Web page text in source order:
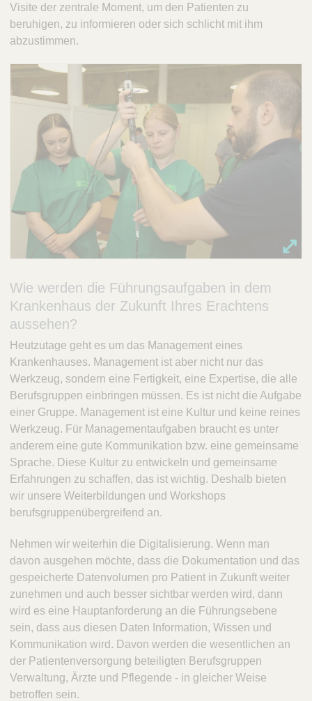
Visite der zentrale Moment, um den Patienten zu
beruhigen, zu informieren oder sich schlicht mit ihm
abzustimmen.
Wie werden die Führungsaufgaben in dem
Krankenhaus der Zukunft Ihres Erachtens
aussehen?
Heutzutage geht es um das Management eines
Krankenhauses. Management ist aber nicht nur das
Werkzeug, sondern eine Fertigkeit, eine Expertise, die alle
Berufsgruppen einbringen müssen. Es ist nicht die Aufgabe
einer Gruppe. Management ist eine Kultur und keine reines
Werkzeug. Für Managementaufgaben braucht es unter
anderem eine gute Kommunikation bzw. eine gemeinsame
Sprache. Diese Kultur zu entwickeln und gemeinsame
Erfahrungen zu schaffen, das ist wichtig. Deshalb bieten
wir unsere Weiterbildungen und Workshops
berufsgruppenübergreifend an.
Nehmen wir weiterhin die Digitalisierung. Wenn man
davon ausgehen möchte, dass die Dokumentation und das
gespeicherte Datenvolumen pro Patient in Zukunft weiter
zunehmen und auch besser sichtbar werden wird, dann
wird es eine Hauptanforderung an die Führungsebene
sein, dass aus diesen Daten Information, Wissen und
Kommunikation wird. Davon werden die wesentlichen an
der Patientenversorgung beteiligten Berufsgruppen
Verwaltung, Ärzte und Pflegende - in gleicher Weise
betroffen sein.